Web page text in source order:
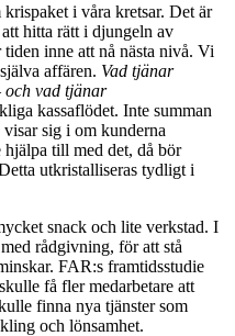
i våra kretsar. Det är
hitta rätt i djungeln av
inne att nå nästa nivå. Vi
affären. Vad tjänar
och vad tjänar
kassaflödet. Inte summan
sig i om kunderna
till med det, då bör
utkristalliseras tydligt i
snack och lite verkstad. I
rådgivning, för att stå
FAR:s framtidsstudie
få fler medarbetare att
finna nya tjänster som
och lönsamhet.